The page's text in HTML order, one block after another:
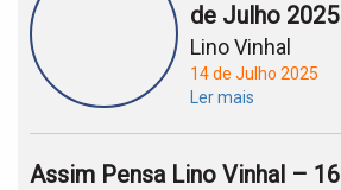
de Julho 2025
Lino Vinhal
14 de Julho 2025
Ler mais
Assim Pensa Lino Vinhal – 16